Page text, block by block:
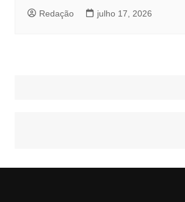
Redação julho 17, 2026